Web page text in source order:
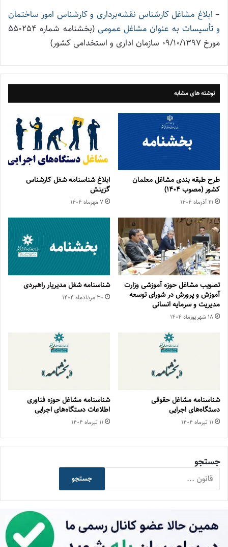
– ابلاغ مشاغل کارشناس نقشه‌برداری و کارشناس امور ساختمان
و تأسیسات به عنوان مشاغل عمومی
(بخشنامه شماره 550254
مورخ 09/10/1397 سازمان اداری و استخدامی کشور)
نوشته های مشابه
طرح طبقه بندی مشاغل معلمان
کشور (مصوب ۱۴۰۴)
۲۱ آذر‌ماه ۱۴۰۴
ابلاغ شناسنامه شغل کارشناس
گزینش
۷ مهر‌ماه ۱۴۰۴
تصویب مشاغل حوزه آموزشی وزارت
آموزش و پرورش در شورای توسعه
مدیریت و سرمایه انسانی
۱۸ شهریور‌ماه ۱۴۰۴
شناسنامه شغل مدیریار راهبردی
۳۰ مرداد‌ماه ۱۴۰۴
شناسنامه مشاغل حقوقی
دستگاه‌های اجرایی
۱۱ تیر‌ماه ۱۴۰۴
شناسنامه مشاغل حوزه فناوری
اطلاعات دستگاه‌های اجرایی
۱۱ تیر‌ماه ۱۴۰۴
جستجو
جستجو